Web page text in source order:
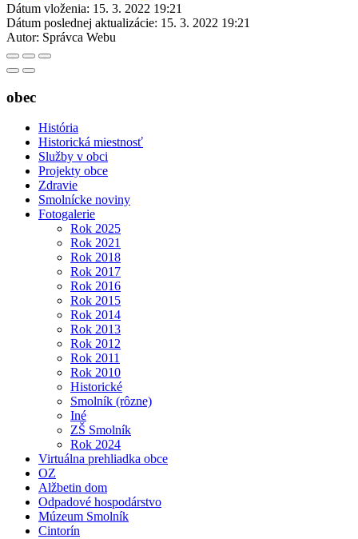
Dátum vloženia: 15. 3. 2022 19:21
Dátum poslednej aktualizácie: 15. 3. 2022 19:21
Autor: Správca Webu
obec
História
Historická miestnosť
Služby v obci
Projekty obce
Zdravie
Smolnícke noviny
Fotogalerie
Rok 2025
Rok 2021
Rok 2018
Rok 2017
Rok 2016
Rok 2015
Rok 2014
Rok 2013
Rok 2012
Rok 2011
Rok 2010
Historické
Smolník (rôzne)
Iné
ZŠ Smolník
Rok 2024
Virtuálna prehliadka obce
OZ
Alžbetin dom
Odpadové hospodárstvo
Múzeum Smolník
Cintorín